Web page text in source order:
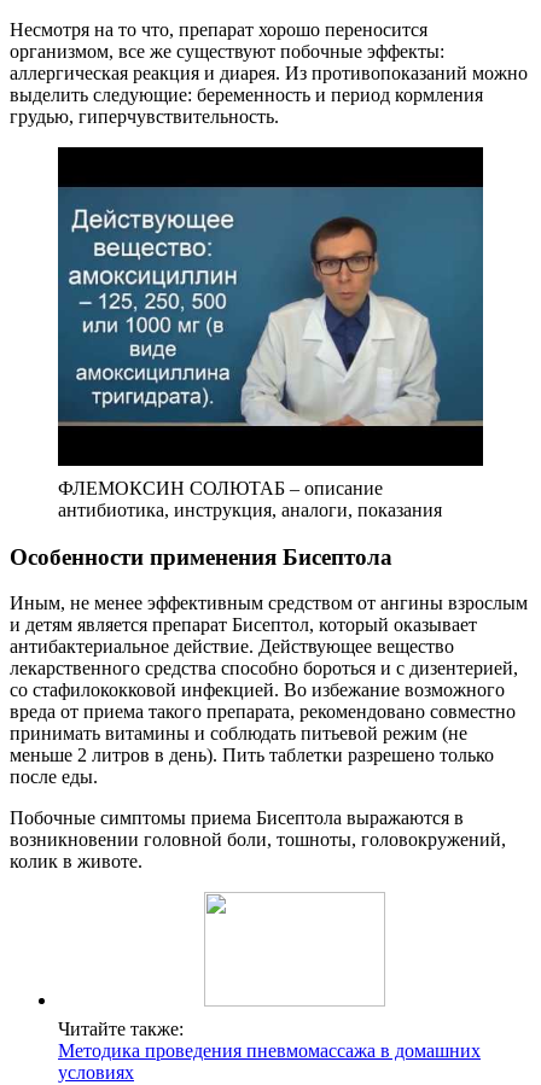
Несмотря на то что, препарат хорошо переносится
организмом, все же существуют побочные эффекты:
аллергическая реакция и диарея. Из противопоказаний можно
выделить следующие: беременность и период кормления
грудью, гиперчувствительность.
ФЛЕМОКСИН СОЛЮТАБ – описание
антибиотика, инструкция, аналоги, показания
Особенности применения Бисептола
Иным, не менее эффективным средством от ангины взрослым
и детям является препарат Бисептол, который оказывает
антибактериальное действие. Действующее вещество
лекарственного средства способно бороться и с дизентерией,
со стафилококковой инфекцией. Во избежание возможного
вреда от приема такого препарата, рекомендовано совместно
принимать витамины и соблюдать питьевой режим (не
меньше 2 литров в день). Пить таблетки разрешено только
после еды.
Побочные симптомы приема Бисептола выражаются в
возникновении головной боли, тошноты, головокружений,
колик в животе.
Читайте также:
Методика проведения пневмомассажа в домашних
условиях